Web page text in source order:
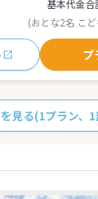
基本代金合
(おとな2名 こ
プ
見る(1プラン、